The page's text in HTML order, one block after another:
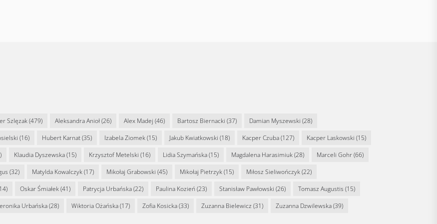
Szlęzak(479) Aleksandra Anioł(26) Alex Madej (46) Bartosz Biernacki (37) Damian Myszewski (28)
(16) Hubert Karnat(35) Izabela Ziomek(15) Jakub Kwiatkowski (18) Kacper Czuba(127) Kacper Laskowski (15)
Klaudia Dyszewska(15) Krzysztof Metelski (16) Lidia Szymańska(15) Magdalena Harasimiuk(28) Marceli Gohr(66)
(32) Matylda Kowalczyk(17) Mikołaj Grabowski (45) Mikołaj Pietrzyk(15) Miłosz Sieliwończyk(22)
Oskar Śmiałek(41) Patrycja Urbańska(22) Paulina Kozień (23) Stanisław Pawłowski (26) Tomasz Augustis (15)
Weronika Urbańska(28) Wiktoria Ożańska(17) Zofia Kosicka(33) Zuzanna Bielewicz (31) Zuzanna Dzwilewska(39)